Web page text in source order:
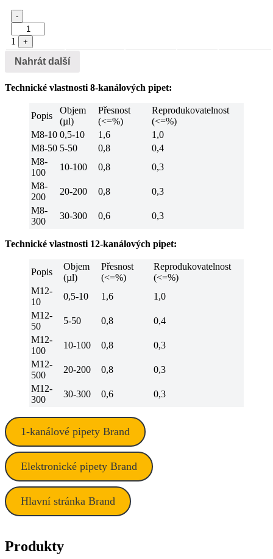
Quantity
-
1 +
Nahrát další
Technické vlastnosti 8-kanálových pipet:
Popis
Objem
(µl)
Přesnost
(<=%)
Reprodukovatelnost
(<=%)
M8-10 0,5-10 1,6
1,0
M8-50 5-50 0,8
0,4
M8-
100
10-100 0,8
0,3
M8-
200
20-200 0,8
0,3
M8-
300
30-300 0,6 0,3
Technické vlastnosti 12-kanálových pipet:
Popis
Objem
(µl)
Přesnost
(<=%)
Reprodukovatelnost
(<=%)
M12-
10
0,5-10 1,6
1,0
M12-
50
5-50 0,8
0,4
M12-
100
10-100 0,8
0,3
M12-
500
20-200 0,8
0,3
M12-
300
30-300 0,6 0,3
1-kanálové pipety Brand
Elektronické pipety Brand
Hlavní stránka Brand
Produkty